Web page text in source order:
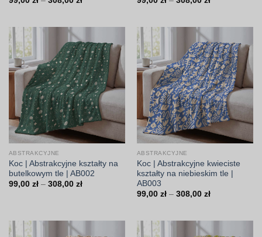
ABSTRAKCYJNE
Koc | Abstrakcyjne kształty na
butelkowym tle | AB002
99,00 zł – 308,00 złZakres
308,00 zł
ABSTRAKCYJNE
Koc | Abstrakcyjne kwieciste
kształty na niebieskim tle |
AB003
99,00 zł – 308,00 złZakres